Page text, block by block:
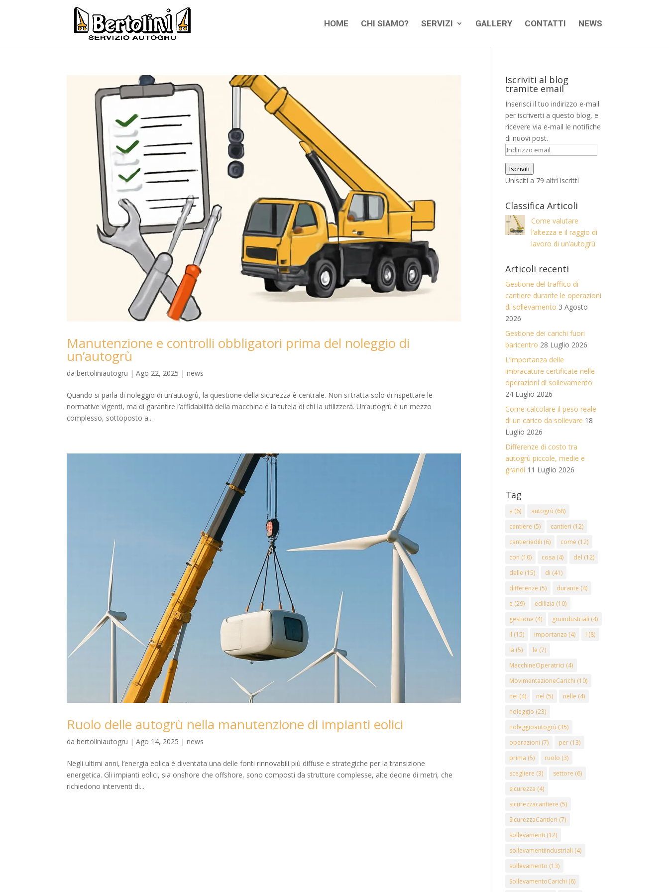
HOME CHI SIAMO? SERVIZI GALLERY CONTATTI NEWS
Manutenzione e controlli obbligatori prima del noleggio di
un’autogrù
dabertoliniautogru |Ago 22, 2025 |news
Quando si parla di noleggio di un’autogrù, la questione della sicurezza è centrale. Non si tratta solo di rispettare le
normative vigenti, ma di garantire l’affidabilità della macchina e la tutela di chi la utilizzerà. Un’autogrù è un mezzo
complesso, sottoposto a...
Ruolo delle autogrù nella manutenzione di impianti eolici
dabertoliniautogru |Ago 14, 2025 |news
Negli ultimi anni, l’energia eolica è diventata una delle fonti rinnovabili più diffuse e strategiche per la transizione
energetica. Gli impianti eolici, sia onshore che offshore, sono composti da strutture complesse, alte decine di metri, che
richiedono interventi di...
Iscriviti al blog
tramite email
Inserisci il tuo indirizzo e-mail
per iscriverti a questo blog, e
ricevere via e-mail le notifiche
di nuovi post.
Indirizzo
email
Iscriviti
Unisciti a 79 altri iscritti
Classifica Articoli
Come valutare
l’altezza e il raggio di
lavoro di un’autogrù
Articoli recenti
Gestione del traffico di
cantiere durante le operazioni
di sollevamento 3 Agosto
2026
Gestione dei carichi fuori
baricentro 28 Luglio 2026
L’importanza delle
imbracature certificate nelle
operazioni di sollevamento
24 Luglio 2026
Come calcolare il peso reale
di un carico da sollevare 18
Luglio 2026
Differenze di costo tra
autogrù piccole, medie e
grandi 11 Luglio 2026
Tag
a (6) autogrù (68)
cantiere (5) cantieri (12)
cantieriedili (6) come (12)
con (10) cosa (4) del (12)
delle (15) di (41)
differenze (5) durante (4)
e (29) edilizia (10)
gestione (4) gruindustriali (4)
il (15) importanza (4) l (8)
la (5) le (7)
MacchineOperatrici (4)
MovimentazioneCarichi (10)
nei (4) nel (5) nelle (4)
noleggio (23)
noleggioautogrù (35)
operazioni (7) per (13)
prima (5) ruolo (3)
scegliere (3) settore (6)
sicurezza (4)
sicurezzacantiere (5)
SicurezzaCantieri (7)
sollevamenti (12)
sollevamentiindustriali (4)
sollevamento (13)
SollevamentoCarichi (6)